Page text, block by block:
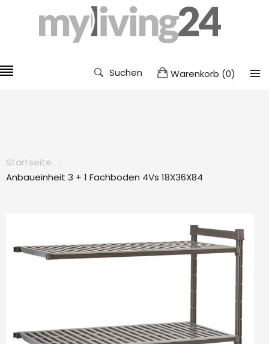
Suchen Warenkorb (0)
Startseite
Anbaueinheit 3 + 1 Fachboden 4Vs 18X36X84